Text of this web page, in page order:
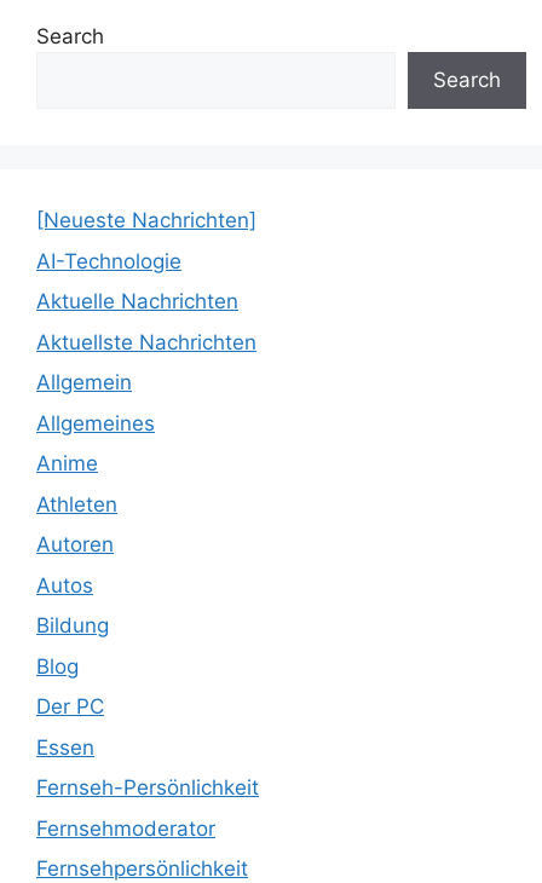
Search
Search
[Neueste Nachrichten]
AI-Technologie
Aktuelle Nachrichten
Aktuellste Nachrichten
Allgemein
Allgemeines
Anime
Athleten
Autoren
Autos
Bildung
Blog
Der PC
Essen
Fernseh-Persönlichkeit
Fernsehmoderator
Fernsehpersönlichkeit